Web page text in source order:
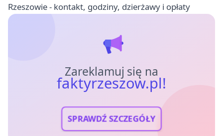
Rzeszowie - kontakt, godziny, dzierżawy i opłaty
Zareklamuj się na
faktyrzeszow.pl!
SPRAWDŹ SZCZEGÓŁY